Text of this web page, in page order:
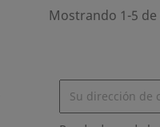
Mostrando 1-5